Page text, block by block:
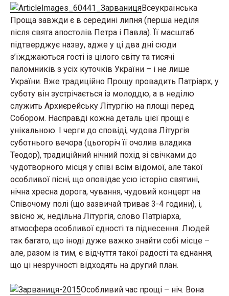
Всеукраїнська
Проща завжди є в середині липня (перша неділя
після свята апостолів Петра і Павла). Її масштаб
підтверджує назву, адже у ці два дні сюди
з’їжджаються гості із цілого світу та тисячі
паломників з усіх куточків України – і не лише
України. Вже традиційно Прощу провадить Патріарх, у
суботу він зустрічається із молоддю, а в неділю
служить Архиєрейську Літургію на площі перед
Собором. Насправді кожна деталь цієї прощі є
унікальною. І черги до сповіді, чудова Літургія
суботнього вечора (цьогоріч її очолив владика
Теодор), традиційний нічний похід зі свічками до
чудотворного місця у співі всім відомої, але такої
особливої пісні, що оповідає усю історію святині,
нічна хресна дорога, чування, чудовий концерт на
Співочому полі (що зазвичай триває 3-4 години), і,
звісно ж, недільна Літургія, слово Патріарха,
атмосфера особливої єдності та піднесення. Людей
так багато, що іноді дуже важко знайти собі місце –
але, разом із тим, є відчуття такої радості та єднання,
що ці незручності відходять на другий план.
Особливий час прощі – ніч. Вона